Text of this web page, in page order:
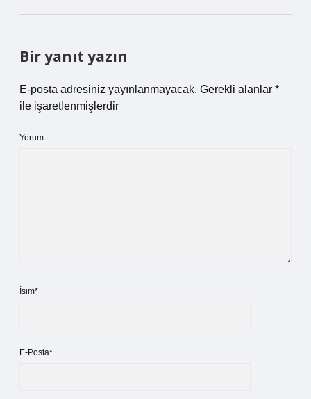
Bir yanıt yazın
E-posta adresiniz yayınlanmayacak. Gerekli alanlar *
ile işaretlenmişlerdir
Yorum
İsim*
E-Posta*